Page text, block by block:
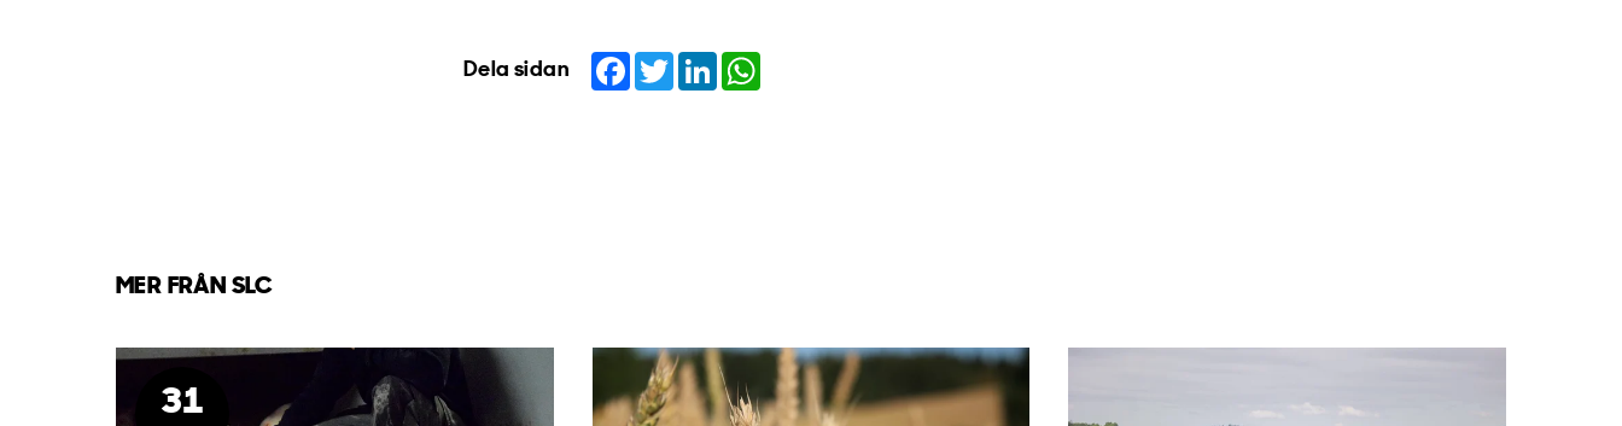
Dela sidan Facebook
TwitterLinkedIn
MER FRÅN SLC
31